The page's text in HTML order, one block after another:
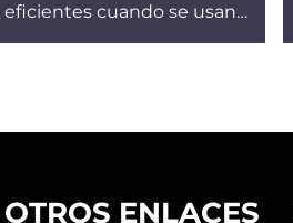
eficientes cuando se usan
OTROS ENLACES